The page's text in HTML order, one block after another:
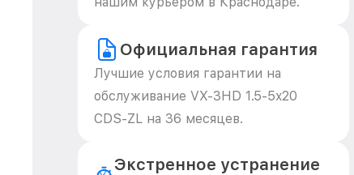
Официальная гарантия
Лучшие условия гарантии на
обслуживание VX-3HD 1.5-5x20
CDS-ZL на 36 месяцев.
Экстренное устранение